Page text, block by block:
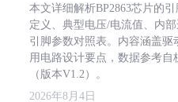
本文详细解析BP2863芯片的
定义、典型电压/电流值、内
引脚参数对照表。内容涵盖
用电路设计要点，数据参考
（版本V1.2）。
2026年8月4日